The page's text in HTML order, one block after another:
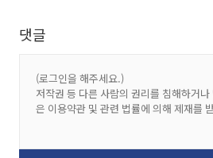
댓글